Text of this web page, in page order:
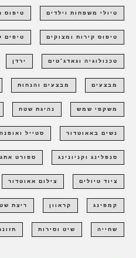
טיולי משפחות וילדים טיפוס
טיפוס קירות ומצוקים טיפים
טכנולוגיה וגאדג'טים ירדן
מבצעים מבצעים והנחות
משקפי שמש נהיגת שטח
נשים באאוטדור סטייל ואופנה
סנפלינג וקניונינג ספורט
ציוד טיולים צילום אאוטדור
קמפינג קראוון ריצת
שחייה שיט וסירות